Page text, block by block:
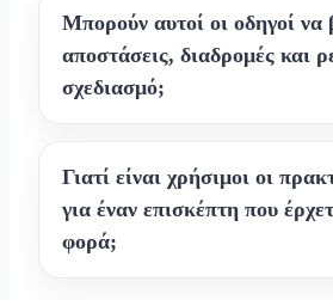
Μπορούν αυτοί οι οδηγοί να
αποστάσεις, διαδρομές και
σχεδιασμό;
Γιατί είναι χρήσιμοι οι
για έναν επισκέπτη που
φορά;